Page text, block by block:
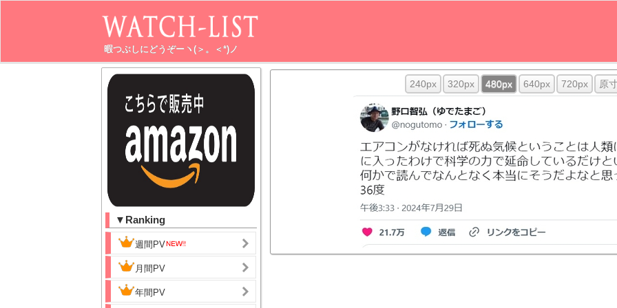
暇つぶしにどうぞーヽ(＞。＜*)ノ
▼Ranking
週間PV
月間PV
年間PV
240px 320px 480px 640px 720px 原